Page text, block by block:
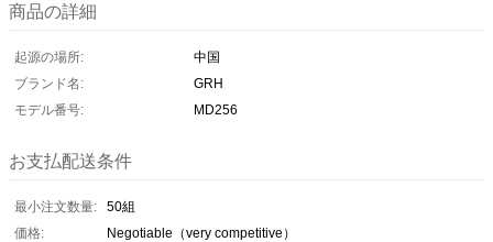
商品の詳細
起源の場所:
中国
ブランド名:
GRH
モデル番号:
MD256
お支払配送条件
最小注文数量:
50組
価格:
Negotiable（very competitive）